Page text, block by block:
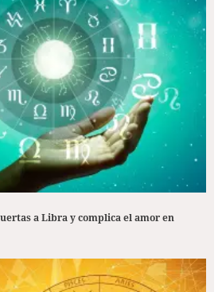
a Libra y complica el amor en